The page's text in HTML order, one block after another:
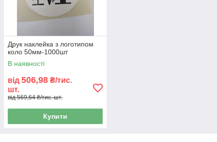
Друк наклейка з логотипом
коло 50мм-1000шт
В наявності
від 506,98 ₴/тис.
шт.
від 569,64 ₴/тис. шт.
Купити